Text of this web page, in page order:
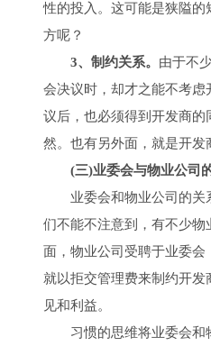
性的投入。这可能是狭隘
方呢？
3、制约关系。 由于不
会决议时，却才之能不考
议后，也必须得到开发商
然。也有另外面，就是开
(三)业委会与物业公司
业委会和物业公司的关系
们不能不注意到，有不少
面，物业公司受聘于业委
就以拒交管理费来制约开
见和利益。
习惯的思维将业委会和物